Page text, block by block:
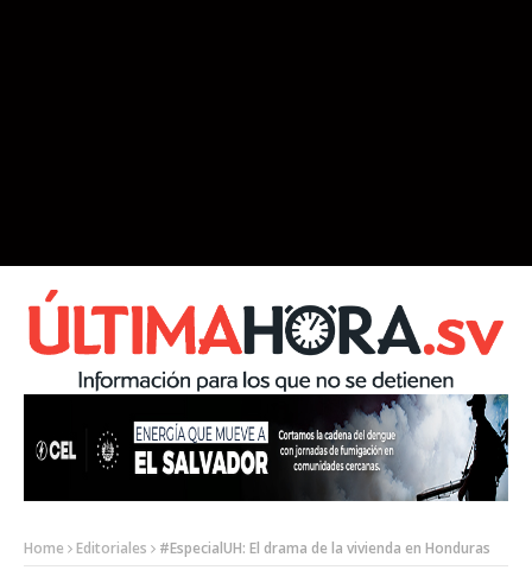
Home Editoriales #EspecialUH: El drama de la vivienda en Honduras